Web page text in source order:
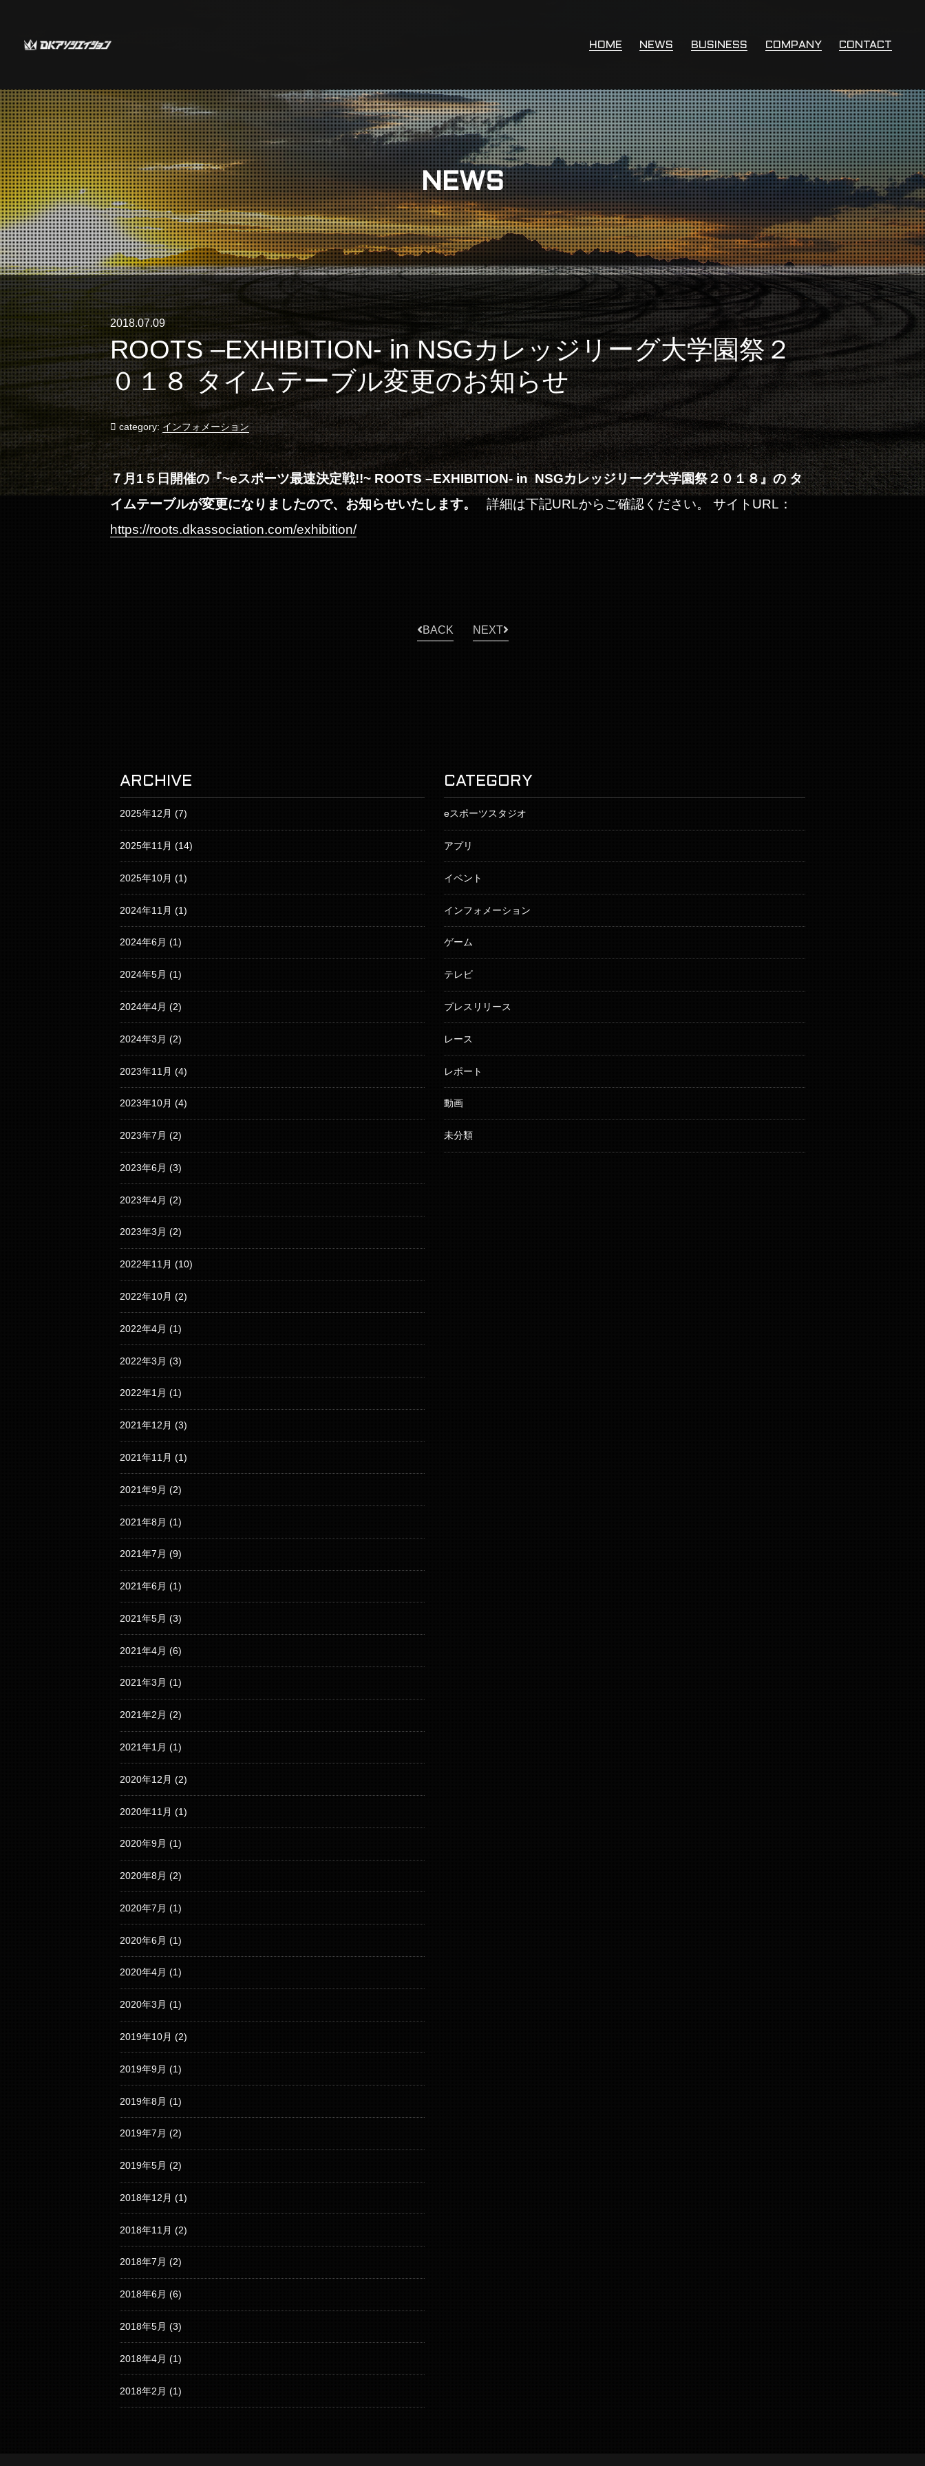
HOME NEWS BUSINESS COMPANY CONTACT
NEWS
2018.07.09
ROOTS –EXHIBITION- in NSGカレッジリーグ大学園祭２
０１８ タイムテーブル変更のお知らせ
category:インフォメーション
７月1５日開催の『~eスポーツ最速決定戦!!~ROOTS–EXHIBITION-in NSGカレッジリーグ大学園祭２０１８』の タ
イムテーブルが変更になりましたので、お知らせいたします。
詳細は下記URLからご確認ください。 サイトURL：
https://roots.dkassociation.com/exhibition/
BACK NEXT
ARCHIVE
2025年12月 (7)
2025年11月 (14)
2025年10月 (1)
2024年11月 (1)
2024年6月 (1)
2024年5月 (1)
2024年4月 (2)
2024年3月 (2)
2023年11月 (4)
2023年10月 (4)
2023年7月 (2)
2023年6月 (3)
2023年4月 (2)
2023年3月 (2)
2022年11月 (10)
2022年10月 (2)
2022年4月 (1)
2022年3月 (3)
2022年1月 (1)
2021年12月 (3)
2021年11月 (1)
2021年9月 (2)
2021年8月 (1)
2021年7月 (9)
2021年6月 (1)
2021年5月 (3)
2021年4月 (6)
2021年3月 (1)
2021年2月 (2)
2021年1月 (1)
2020年12月 (2)
2020年11月 (1)
2020年9月 (1)
2020年8月 (2)
2020年7月 (1)
2020年6月 (1)
2020年4月 (1)
2020年3月 (1)
2019年10月 (2)
2019年9月 (1)
2019年8月 (1)
2019年7月 (2)
2019年5月 (2)
2018年12月 (1)
2018年11月 (2)
2018年7月 (2)
2018年6月 (6)
2018年5月 (3)
2018年4月 (1)
2018年2月 (1)
CATEGORY
eスポーツスタジオ
アプリ
イベント
インフォメーション
ゲーム
テレビ
プレスリリース
レース
レポート
動画
未分類